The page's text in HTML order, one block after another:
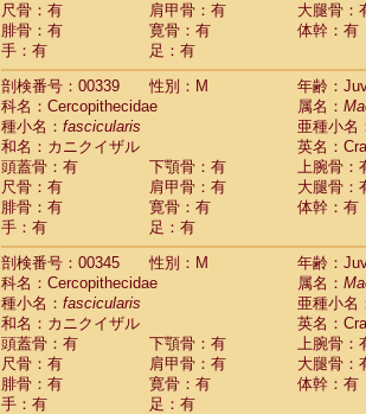
尺骨：有
肩甲骨：有
大腿骨：
腓骨：有
寛骨：有
体幹：有
手：有
足：有
剖検番号：00339
性別：M
年齢：
科名：Cercopithecidae
属名：
種小名： fascicularis
亜種小名
和名：カニクイザル
英名：
頭蓋骨：有
下顎骨：有
上腕骨：
尺骨：有
肩甲骨：有
大腿骨：
腓骨：有
寛骨：有
体幹：有
手：有
足：有
剖検番号：00345
性別：M
年齢：
科名：Cercopithecidae
属名：
種小名： fascicularis
亜種小名
和名：カニクイザル
英名：
頭蓋骨：有
下顎骨：有
上腕骨：
尺骨：有
肩甲骨：有
大腿骨：
腓骨：有
寛骨：有
体幹：有
手：有
足：有